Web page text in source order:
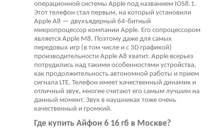
операционной системы Apple под названием IOS8.1.
Этот телефон стал первым, на который установили
Apple A8 — двухъядерный 64-битный
микропроцессор компании Apple. Его сопроцессором
является Apple M8. Поэтому даже для самых
передовых игр (в том числе и с 3D графикой)
производительности Apple A8 хватит. Apple всерьез
потрудились над такими особенностями устройства,
как продолжительность автономной работы и прием
сигнала LTE. Телефон имеет качественный динамик и
отличный звук, многие считают его самым лучшим на
данный момент. Звук в наушниках тоже очень
качественный и громкий.
Где купить Айфон 6 16 гб в Москве?